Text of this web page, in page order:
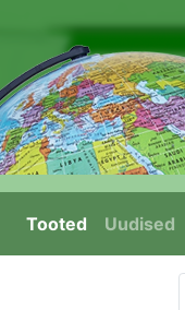
Tooted Uudised